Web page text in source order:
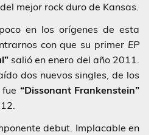
mejor rock duro de Kansas.
en los orígenes de esta
con que su primer EP
salió en enero del año 2011.
dos nuevos singles, de los
“Dissonant Frankenstein”
debut. Implacable en